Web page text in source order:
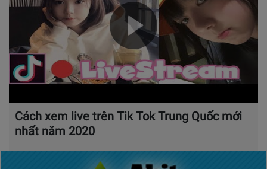
Cách xem live trên Tik Tok Trung Quốc mới
nhất năm 2020